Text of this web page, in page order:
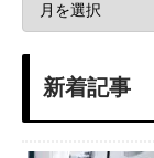
新着記事